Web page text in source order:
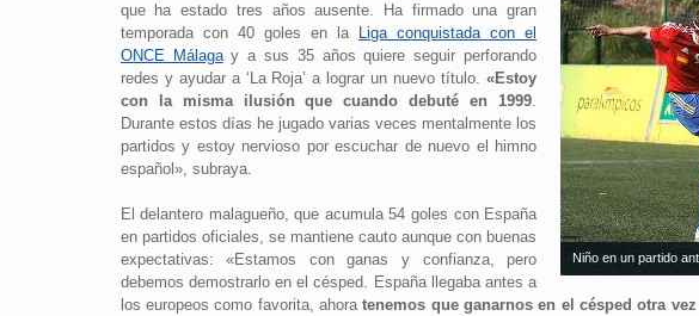
Niño en un partido
que ha estado tres años ausente. Ha firmado una gran
temporada con 40 goles en la Liga conquistada con el
ONCE Málagay a sus 35 años quiere seguir perforando
redes y ayudar a ‘La Roja’ a lograr un nuevo título.«Estoy
con la misma ilusión que cuando debuté en 1999.
Durante estos días he jugado varias veces mentalmente los
partidos y estoy nervioso por escuchar de nuevo el himno
español», subraya.
El delantero malagueño, que acumula 54 goles con España
en partidos oficiales, se mantiene cauto aunque con buenas
expectativas: «Estamos con ganas y confianza, pero
debemos demostrarlo en el césped. España llegaba antes a
los europeos como favorita, ahoratenemos que ganarnos en el césped otra